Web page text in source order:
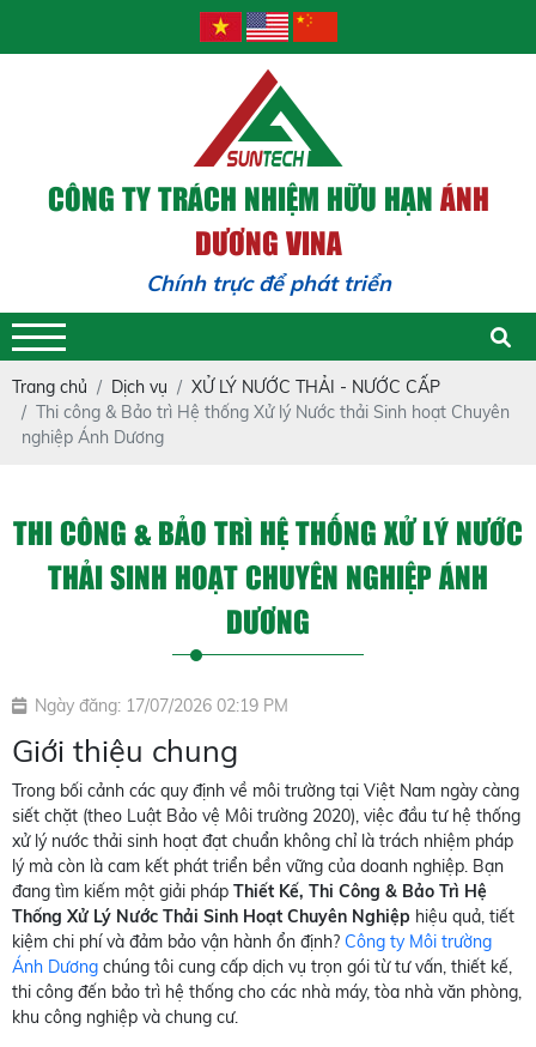
CÔNG TY TRÁCH NHIỆM HỮU HẠNÁNH
DƯƠNG VINA
Chính trực để phát triển - Trác
Trang chủ Dịch vụ
XỬ LÝ NƯỚC THẢI - NƯỚC CẤP
Thi công & Bảo trì Hệ thống Xử lý Nước thải Sinh hoạt Chuyên
nghiệp Ánh Dương
THI CÔNG & BẢO TRÌ HỆ THỐNG XỬ LÝ NƯỚC
THẢI SINH HOẠT CHUYÊN NGHIỆP ÁNH
DƯƠNG
Ngày đăng: 17/07/2026 02:19 PM
Giới thiệu chung
Trong bối cảnh các quy định về môi trường tại Việt Nam ngày càng
siết chặt (theo Luật Bảo vệ Môi trường 2020), việc đầu tư hệ thống
xử lý nước thải sinh hoạt đạt chuẩn không chỉ là trách nhiệm pháp
lý mà còn là cam kết phát triển bền vững của doanh nghiệp. Bạn
đang tìm kiếm một giải pháp Thiết Kế, Thi Công & Bảo Trì Hệ
Thống Xử Lý Nước Thải Sinh Hoạt Chuyên Nghiệp hiệu quả, tiết
kiệm chi phí và đảm bảo vận hành ổn định? Công ty Môi trường
Ánh Dương chúng tôi cung cấp dịch vụ trọn gói từ tư vấn, thiết kế,
thi công đến bảo trì hệ thống cho các nhà máy, tòa nhà văn phòng,
khu công nghiệp và chung cư.